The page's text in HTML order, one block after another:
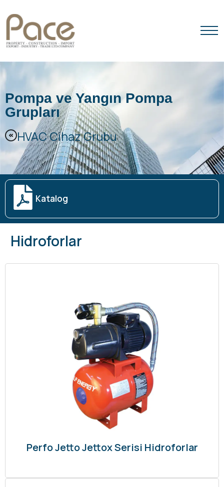
ÜRÜNLER
MARKALARIMIZ
İLETIŞIM
Pompa ve Yangın Pompa
Grupları
HVAC Cihaz Grubu
Katalog
Hidroforlar
Perfo Jetto Jettox Serisi Hidroforlar